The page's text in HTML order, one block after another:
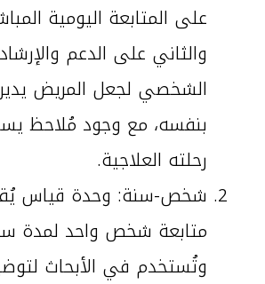
على المتابعة اليومية
والثاني على الدعم والإرشاد
الشخصي لجعل المريض
بنفسه، مع وجود مُلاحظ
رحلته العلاجية.
شخص-سنة: وحدة قياس
متابعة شخص واحد لمدة
وتُستخدم في الأبحاث